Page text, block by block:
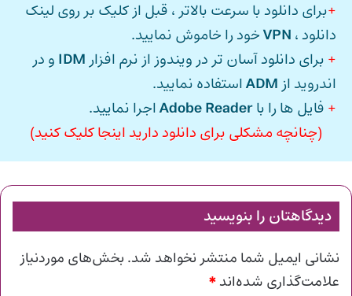
+برای دانلود با سرعت بالاتر ، قبل از کلیک بر روی لینک
دانلود ، VPNخود را خاموش نمایید.
+ برای دانلود آسان تر در ویندوز از نرم افزار IDM و در
اندروید از ADMاستفاده نمایید.
+ فایل ها را باAdobe Readerاجرا نمایید.
(چنانچه مشکلی برای دانلود دارید اینجا کلیک کنید)
دیدگاهتان را بنویسید
نشانی ایمیل شما منتشر نخواهد شد. بخش‌های موردنیاز
علامت‌گذاری شده‌اند*